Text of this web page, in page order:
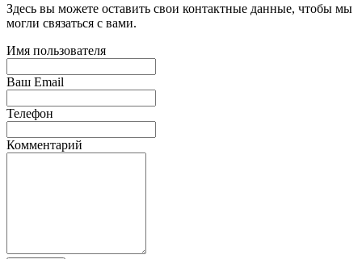
Здесь вы можете оставить свои контактные данные, чтобы мы
могли связаться с вами.
Имя пользователя
Ваш Email
Телефон
Комментарий